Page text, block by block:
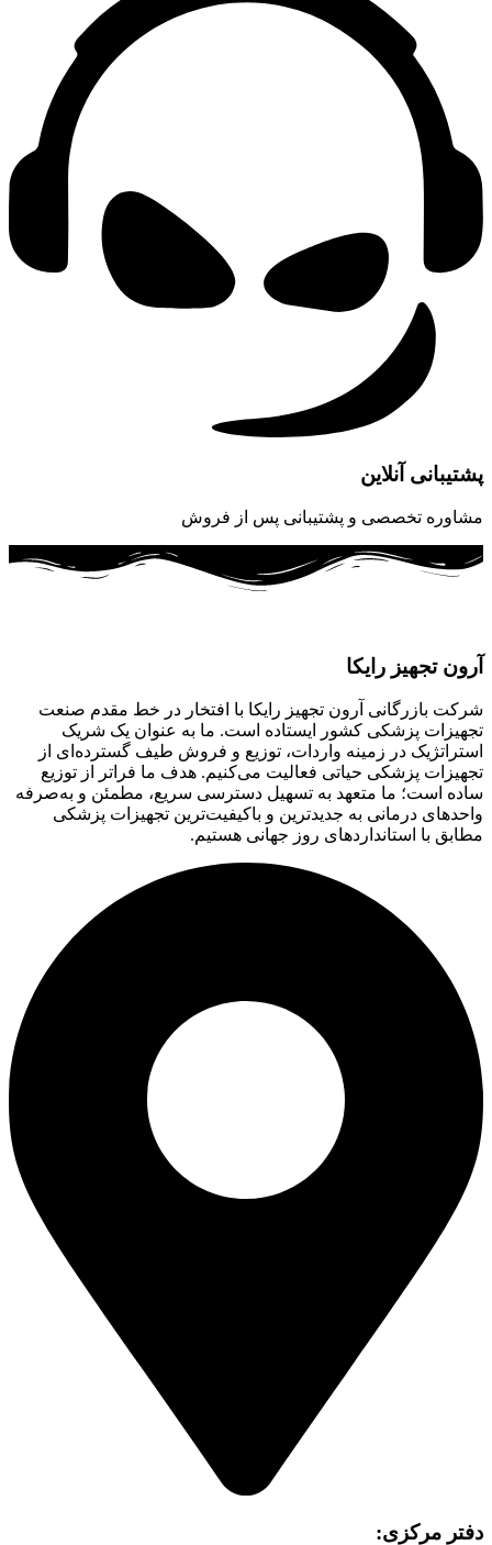
پشتیبانی آنلاین
مشاوره تخصصی و پشتیبانی پس از فروش
آرون تجهیز رایکا
شرکت بازرگانی آرون تجهیز رایکا با افتخار در خط مقدم صنعت
تجهیزات پزشکی کشور ایستاده است. ما به عنوان یک شریک
استراتژیک در زمینه واردات، توزیع و فروش طیف گسترده‌ای از
تجهیزات پزشکی حیاتی فعالیت می‌کنیم. هدف ما فراتر از توزیع
ساده است؛ ما متعهد به تسهیل دسترسی سریع، مطمئن و به‌صرفه
واحدهای درمانی به جدیدترین و باکیفیت‌ترین تجهیزات پزشکی
مطابق با استانداردهای روز جهانی هستیم.
دفتر مرکزی: